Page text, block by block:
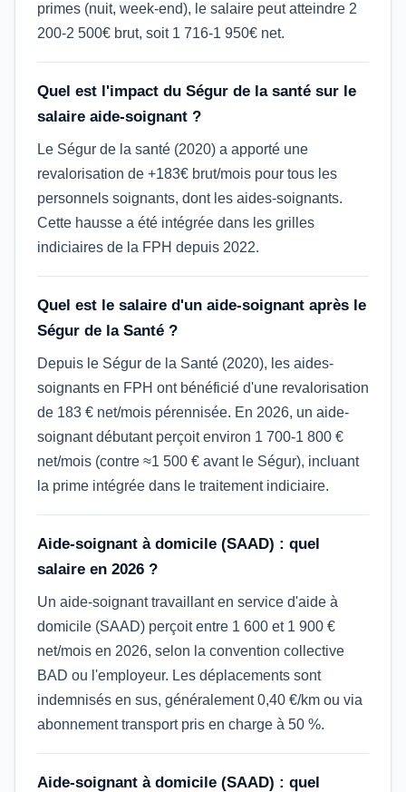
primes (nuit, week-end), le salaire peut atteindre 2
200-2 500€ brut, soit 1 716-1 950€ net.
Quel est l'impact du Ségur de la santé sur le
salaire aide-soignant ?
Le Ségur de la santé (2020) a apporté une
revalorisation de +183€ brut/mois pour tous les
personnels soignants, dont les aides-soignants.
Cette hausse a été intégrée dans les grilles
indiciaires de la FPH depuis 2022.
Quel est le salaire d'un aide-soignant après le
Ségur de la Santé ?
Depuis le Ségur de la Santé (2020), les aides-
soignants en FPH ont bénéficié d'une revalorisation
de 183 € net/mois pérennisée. En 2026, un aide-
soignant débutant perçoit environ 1 700-1 800 €
net/mois (contre ≈1 500 € avant le Ségur), incluant
la prime intégrée dans le traitement indiciaire.
Aide-soignant à domicile (SAAD) : quel
salaire en 2026 ?
Un aide-soignant travaillant en service d'aide à
domicile (SAAD) perçoit entre 1 600 et 1 900 €
net/mois en 2026, selon la convention collective
BAD ou l'employeur. Les déplacements sont
indemnisés en sus, généralement 0,40 €/km ou via
abonnement transport pris en charge à 50 %.
Aide-soignant à domicile (SAAD) : quel